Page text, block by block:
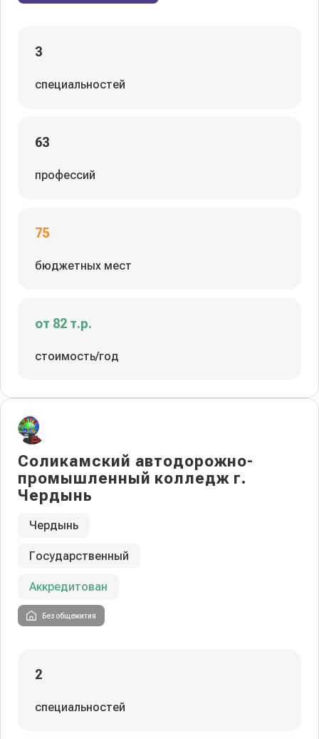
3
специальностей
63
профессий
75
бюджетных мест
от 82 т.р.
стоимость/год
Соликамский автодорожно-
промышленный колледж г.
Чердынь
Чердынь
Государственный
Аккредитован
Без общежития
2
специальностей